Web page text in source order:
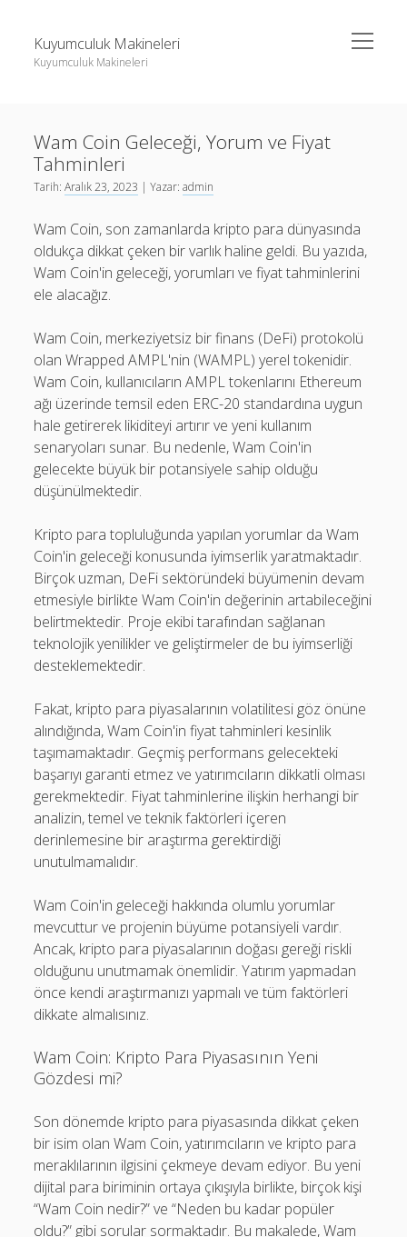
Kuyumculuk Makineleri
Kuyumculuk Makineleri
menüyü
aç
Liste
Sayfa Listesi
Twitter Gizli Sikiş
Bedava Instagram Takipçi Yükseltme
Sayfa Listesi
Shorts Beğeni Gönderme Hilesi Ücretsiz
Twitter Gizli Sikiş
Wam Coin Geleceği, Yorum ve Fiyat
Tahminleri
Tarih:Aralık 23, 2023 | Yazar:admin
Wam Coin, son zamanlarda kripto para dünyasında
oldukça dikkat çeken bir varlık haline geldi. Bu yazıda,
Wam Coin'in geleceği, yorumları ve fiyat tahminlerini
ele alacağız.
Wam Coin, merkeziyetsiz bir finans (DeFi) protokolü
olan Wrapped AMPL'nin (WAMPL) yerel tokenidir.
Wam Coin, kullanıcıların AMPL tokenlarını Ethereum
ağı üzerinde temsil eden ERC-20 standardına uygun
hale getirerek likiditeyi artırır ve yeni kullanım
senaryoları sunar. Bu nedenle, Wam Coin'in
gelecekte büyük bir potansiyele sahip olduğu
düşünülmektedir.
Kripto para topluluğunda yapılan yorumlar da Wam
Coin'in geleceği konusunda iyimserlik yaratmaktadır.
Birçok uzman, DeFi sektöründeki büyümenin devam
etmesiyle birlikte Wam Coin'in değerinin artabileceğini
belirtmektedir. Proje ekibi tarafından sağlanan
teknolojik yenilikler ve geliştirmeler de bu iyimserliği
desteklemektedir.
Fakat, kripto para piyasalarının volatilitesi göz önüne
alındığında, Wam Coin'in fiyat tahminleri kesinlik
taşımamaktadır. Geçmiş performans gelecekteki
başarıyı garanti etmez ve yatırımcıların dikkatli olması
gerekmektedir. Fiyat tahminlerine ilişkin herhangi bir
analizin, temel ve teknik faktörleri içeren
derinlemesine bir araştırma gerektirdiği
unutulmamalıdır.
Wam Coin'in geleceği hakkında olumlu yorumlar
mevcuttur ve projenin büyüme potansiyeli vardır.
Ancak, kripto para piyasalarının doğası gereği riskli
olduğunu unutmamak önemlidir. Yatırım yapmadan
önce kendi araştırmanızı yapmalı ve tüm faktörleri
dikkate almalısınız.
Wam Coin: Kripto Para Piyasasının Yeni
Gözdesi mi?
Son dönemde kripto para piyasasında dikkat çeken
bir isim olan Wam Coin, yatırımcıların ve kripto para
meraklılarının ilgisini çekmeye devam ediyor. Bu yeni
dijital para biriminin ortaya çıkışıyla birlikte, birçok kişi
“Wam Coin nedir?” ve “Neden bu kadar popüler
oldu?” gibi sorular sormaktadır. Bu makalede, Wam